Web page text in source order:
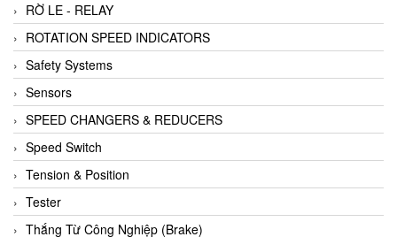
RỜ LE - RELAY
ROTATION SPEED INDICATORS
Safety Systems
Sensors
SPEED CHANGERS & REDUCERS
Speed Switch
Tension & Position
Tester
Thắng Từ Công Nghiệp (Brake)